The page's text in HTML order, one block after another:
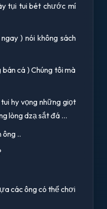
tụi tui bét chước mí
) nói không sách
cá ) Chúng tôi mà
hy vọng những giọt
lòng dzạ sắt đá ...
ông ..
các ông có thể chơi